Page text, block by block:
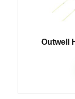
Outwell